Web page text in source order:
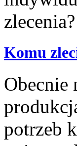
Komu
Obecnie
potrzeb